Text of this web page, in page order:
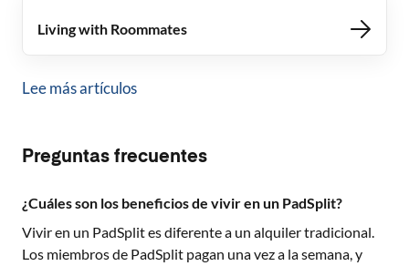
Living with Roommates
Lee más artículos
Preguntas frecuentes
¿Cuáles son los beneficios de vivir en un PadSplit?
Vivir en un PadSplit es diferente a un alquiler tradicional.
Los miembros de PadSplit pagan una vez a la semana, y